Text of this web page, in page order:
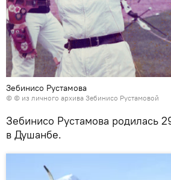
Зебинисо Рустамова
© © из личного архива Зебинисо Рустамовой
Зебинисо Рустамова родилась
в Душанбе.